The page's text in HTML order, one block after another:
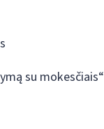
su mokesčiais“